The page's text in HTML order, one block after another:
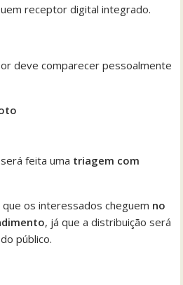
receptor digital integrado.
deve comparecer pessoalmente
feita uma triagem com
os interessados cheguem no
, já que a distribuição será
público.